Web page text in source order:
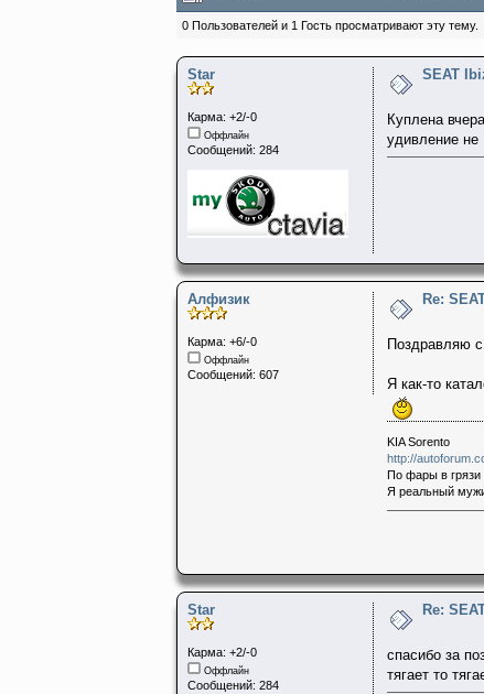
0 Пользователей и 1 Гость просматривают эту тему.
Star
Карма: +2/-0
Оффлайн
Сообщений: 284
SEAT
Куплена
удивление не
Алфизик
Карма: +6/-0
Оффлайн
Сообщений: 607
Re:
Поздравляю
Я как-то
KIA Sorento
http://
По фары в грязи
Я реальный
Star
Карма: +2/-0
Оффлайн
Сообщений: 284
Re:
спасибо за
тягает то